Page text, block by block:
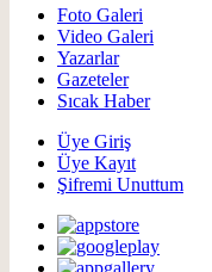
Foto Galeri
Video Galeri
Yazarlar
Gazeteler
Sıcak Haber
Üye Giriş
Üye Kayıt
Şifremi Unuttum